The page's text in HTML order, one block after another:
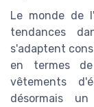
Le monde de
tendances
s'adaptent
en termes
vêtements
désormais